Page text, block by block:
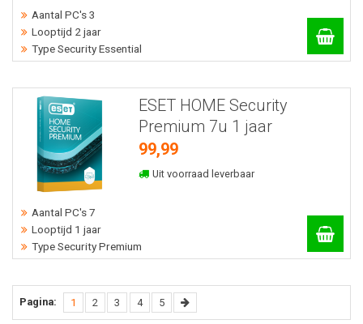
Aantal PC's 3
Looptijd 2 jaar
Type Security Essential
ESET HOME Security
Premium 7u 1 jaar
99,99
Uit voorraad leverbaar
Aantal PC's 7
Looptijd 1 jaar
Type Security Premium
Pagina: 1 (current)
2 3 4 5 Volgende